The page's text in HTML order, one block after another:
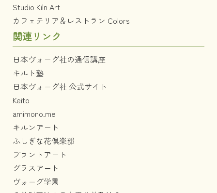
Studio Kiln Art
カフェテリア＆レストラン Colors
関連リンク
日本ヴォーグ社の通信講座
キルト塾
日本ヴォーグ社 公式サイト
Keito
amimono.me
キルンアート
ふしぎな花倶楽部
プラントアート
グラスアート
ヴォーグ学園